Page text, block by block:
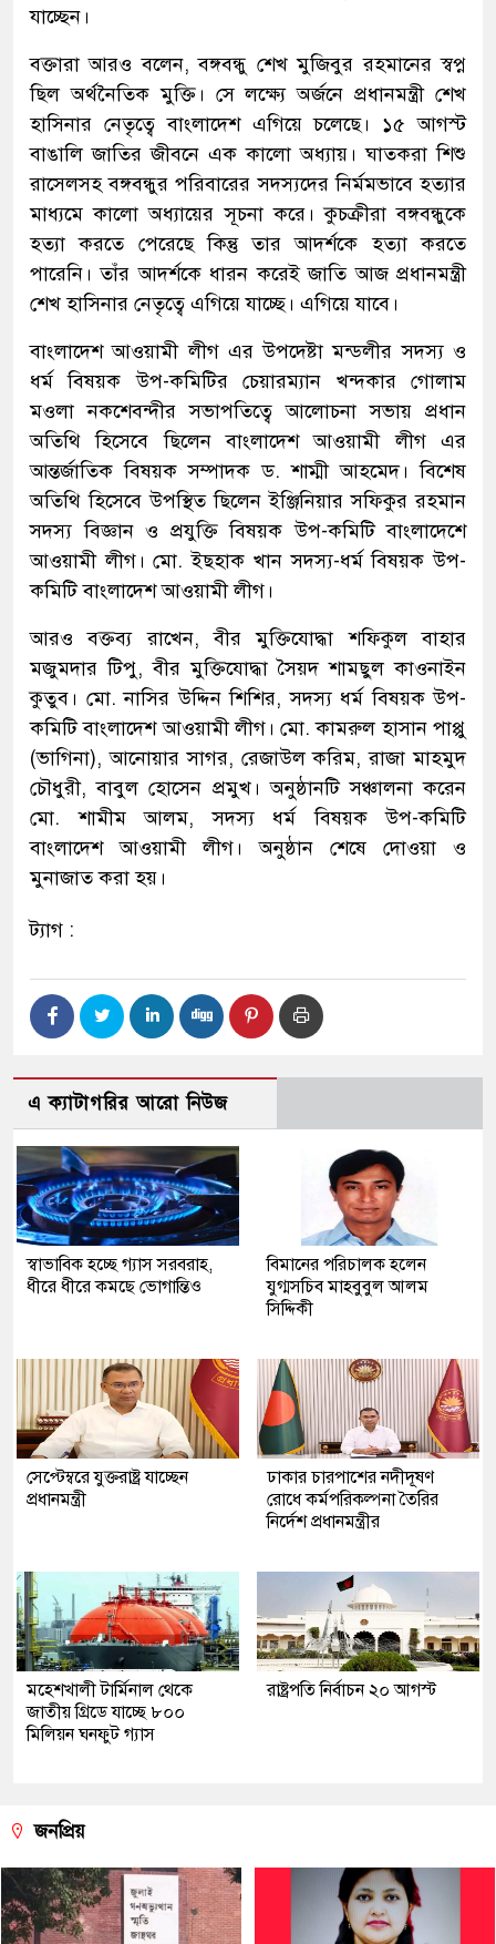
যাচ্ছেন।
বক্তারা আরও বলেন, বঙ্গবন্ধু শেখ মুজিবুর রহমানের স্বপ্ন
ছিল অর্থনৈতিক মুক্তি। সে লক্ষ্যে অর্জনে প্রধানমন্ত্রী শেখ
হাসিনার নেতৃত্বে বাংলাদেশ এগিয়ে চলেছে। ১৫ আগস্ট
বাঙালি জাতির জীবনে এক কালো অধ্যায়। ঘাতকরা শিশু
রাসেলসহ বঙ্গবন্ধুর পরিবারের সদস্যদের নির্মমভাবে হত্যার
মাধ্যমে কালো অধ্যায়ের সূচনা করে। কুচক্রীরা বঙ্গবন্ধুকে
হত্যা করতে পেরেছে কিন্তু তার আদর্শকে হত্যা করতে
পারেনি। তাঁর আদর্শকে ধারন করেই জাতি আজ প্রধানমন্ত্রী
শেখ হাসিনার নেতৃত্বে এগিয়ে যাচ্ছে। এগিয়ে যাবে।
বাংলাদেশ আওয়ামী লীগ এর উপদেষ্টা মন্ডলীর সদস্য ও
ধর্ম বিষয়ক উপ-কমিটির চেয়ারম্যান খন্দকার গোলাম
মওলা নকশেবন্দীর সভাপতিত্বে আলোচনা সভায় প্রধান
অতিথি হিসেবে ছিলেন বাংলাদেশ আওয়ামী লীগ এর
আন্তর্জাতিক বিষয়ক সম্পাদক ড. শাম্মী আহমেদ। বিশেষ
অতিথি হিসেবে উপস্থিত ছিলেন ইঞ্জিনিয়ার সফিকুর রহমান
সদস্য বিজ্ঞান ও প্রযুক্তি বিষয়ক উপ-কমিটি বাংলাদেশে
আওয়ামী লীগ। মো. ইছহাক খান সদস্য-ধর্ম বিষয়ক উপ-
কমিটি বাংলাদেশ আওয়ামী লীগ।
আরও বক্তব্য রাখেন, বীর মুক্তিযোদ্ধা শফিকুল বাহার
মজুমদার টিপু, বীর মুক্তিযোদ্ধা সৈয়দ শামছুল কাওনাইন
কুতুব। মো. নাসির উদ্দিন শিশির, সদস্য ধর্ম বিষয়ক উপ-
কমিটি বাংলাদেশ আওয়ামী লীগ। মো. কামরুল হাসান পাপ্পু
(ভাগিনা), আনোয়ার সাগর, রেজাউল করিম, রাজা মাহমুদ
চৌধুরী, বাবুল হোসেন প্রমুখ। অনুষ্ঠানটি সঞ্চালনা করেন
মো. শামীম আলম, সদস্য ধর্ম বিষয়ক উপ-কমিটি
বাংলাদেশ আওয়ামী লীগ। অনুষ্ঠান শেষে দোওয়া ও
মুনাজাত করা হয়।
ট্যাগ :
এ ক্যাটাগরির আরো নিউজ
স্বাভাবিক হচ্ছে গ্যাস সরবরাহ,
ধীরে ধীরে কমছে ভোগান্তিও
বিমানের পরিচালক হলেন
যুগ্মসচিব মাহবুবুল আলম
সিদ্দিকী
সেপ্টেম্বরে যুক্তরাষ্ট্র যাচ্ছেন
প্রধানমন্ত্রী
ঢাকার চারপাশের নদীদূষণ
রোধে কর্মপরিকল্পনা তৈরির
নির্দেশ প্রধানমন্ত্রীর
মহেশখালী টার্মিনাল থেকে
জাতীয় গ্রিডে যাচ্ছে ৮০০
মিলিয়ন ঘনফুট গ্যাস
রাষ্ট্রপতি নির্বাচন ২০ আগস্ট
জনপ্রিয়